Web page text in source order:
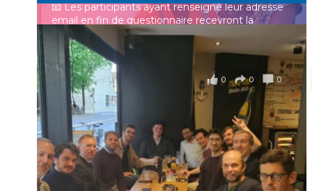
📧 Les participants ayant renseigné leur adresse
email en fin de questionnaire recevront la
synthèse des résultats...Voir plus
il y a 4 mois
0 0 0
Voir sur Facebook
Se souvenir de moi
Connexion